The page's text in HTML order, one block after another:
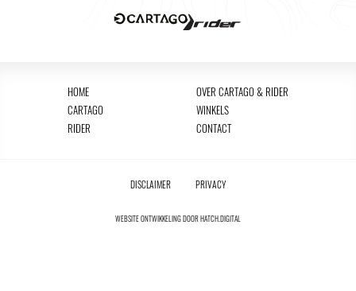
HOME
CARTAGO
RIDER
OVER CARTAGO & RIDER
WINKELS
CONTACT
DISCLAIMER PRIVACY
WEBSITE ONTWIKKELING DOORHATCH.DIGITAL